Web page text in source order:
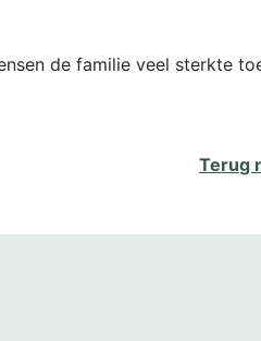
de familie veel sterkte
Terug